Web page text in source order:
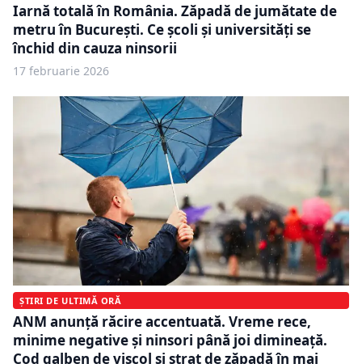
Iarnă totală în România. Zăpadă de jumătate de
metru în București. Ce școli și universități se
închid din cauza ninsorii
17 februarie 2026
ȘTIRI DE ULTIMĂ ORĂ
ANM anunță răcire accentuată. Vreme rece,
minime negative și ninsori până joi dimineață.
Cod galben de viscol și strat de zăpadă în mai